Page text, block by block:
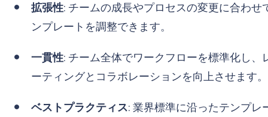
拡張性: チームの成長やプロセスの変更に合わせ
ンプレートを調整できます。
一貫性: チーム全体でワークフローを標準化し、
ーティングとコラボレーションを向上させます。
ベストプラクティス: 業界標準に沿ったテンプレ